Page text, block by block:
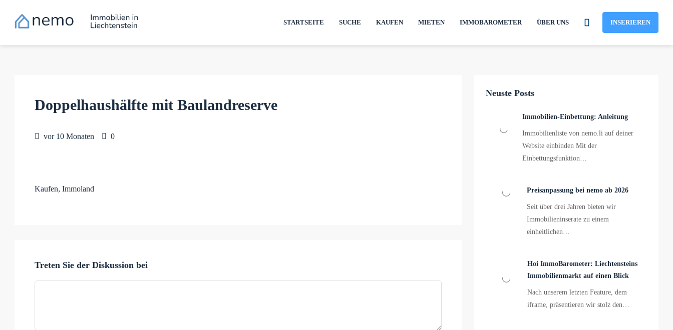
STARTSEITE SUCHE KAUFEN MIETEN IMMOBAROMETER ÜBER UNS INSERIEREN
Doppelhaushälfte mit Baulandreserve
vor 10 Monaten 0
Kaufen, Immoland
Treten Sie der Diskussion bei
Neuste Posts
Immobilien-Einbettung: Anleitung
Immobilienliste von nemo.li auf deiner
Website einbinden Mit der
Einbettungsfunktion…
Preisanpassung bei nemo ab 2026
Seit über drei Jahren bieten wir
Immobilieninserate zu einem
einheitlichen…
Hoi ImmoBarometer: Liechtensteins
Immobilienmarkt auf einen Blick
Nach unserem letzten Feature, dem
iframe, präsentieren wir stolz den…